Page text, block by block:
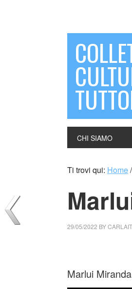
CHI SIAMO
Ti trovi qui: Home/
29/05/2022 BY
Marlui